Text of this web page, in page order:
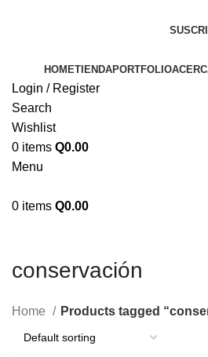
HOMETIENDAPORTFOLIO
Login / Register
Search
Wishlist
0 items Q0.00
Menu
0 items Q0.00
conservación
Home Products tagged